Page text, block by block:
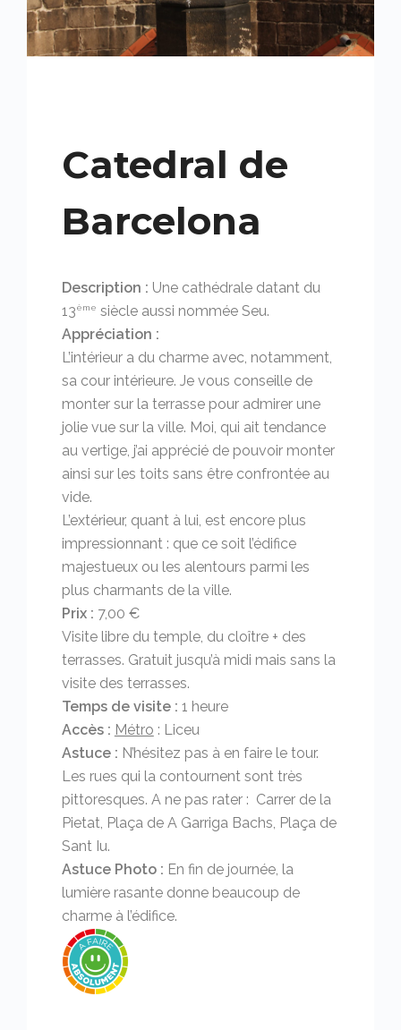
Catedral de
Barcelona
Description : Une cathédrale datant du
13ème siècle aussi nommée Seu.
Appréciation :
L’intérieur a du charme avec, notamment,
sa cour intérieure. Je vous conseille de
monter sur la terrasse pour admirer une
jolie vue sur la ville. Moi, qui ait tendance
au vertige, j’ai apprécié de pouvoir monter
ainsi sur les toits sans être confrontée au
vide.
L’extérieur, quant à lui, est encore plus
impressionnant : que ce soit l’édifice
majestueux ou les alentours parmi les
plus charmants de la ville.
Prix : 7,00 €
Visite libre du temple, du cloître + des
terrasses. Gratuit jusqu’à midi mais sans la
visite des terrasses.
Temps de visite : 1 heure
Accès : Métro : Liceu
Astuce : N’hésitez pas à en faire le tour.
Les rues qui la contournent sont très
pittoresques. A ne pas rater : Carrer de la
Pietat, Plaça de A Garriga Bachs, Plaça de
Sant Iu.
Astuce Photo : En fin de journée, la
lumière rasante donne beaucoup de
charme à l’édifice.